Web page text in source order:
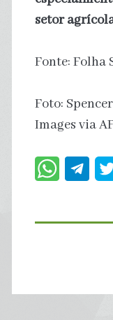
setor
Fonte: Folha
Foto:
Images via